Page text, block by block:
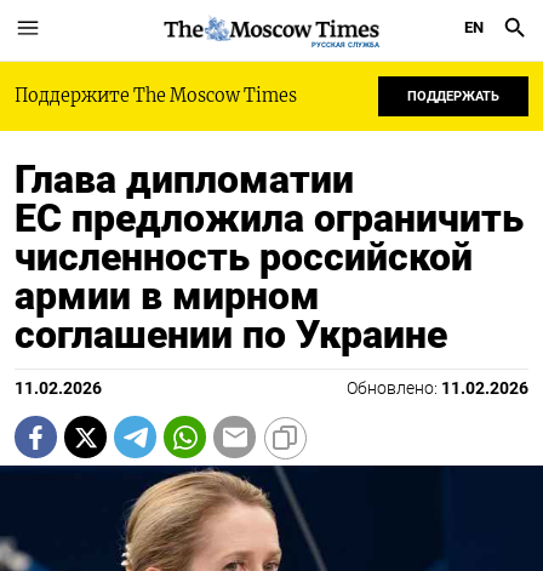
РУССКАЯ СЛУЖБА
EN
Поддержите The Moscow Times ПОДДЕРЖАТЬ
Глава дипломатии
ЕС предложила ограничить
численность российской
армии в мирном
соглашении по Украине
11.02.2026 Обновлено: 11.02.2026